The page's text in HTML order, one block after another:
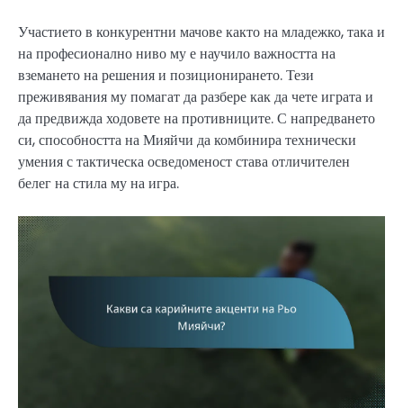
Участието в конкурентни мачове както на младежко, така и
на професионално ниво му е научило важността на
вземането на решения и позиционирането. Тези
преживявания му помагат да разбере как да чете играта и
да предвижда ходовете на противниците. С напредването
си, способността на Мияйчи да комбинира технически
умения с тактическа осведоменост става отличителен
белег на стила му на игра.